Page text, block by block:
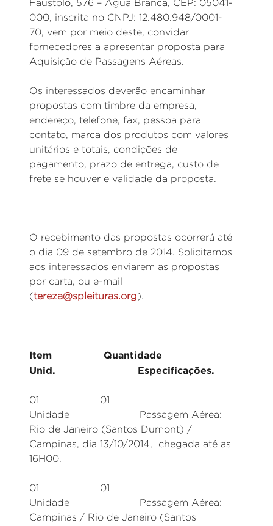
Faustolo, 576 – Água Branca, CEP: 05041-
000, inscrita no CNPJ: 12.480.948/0001-
70, vem por meio deste, convidar
fornecedores a apresentar proposta para
Aquisição de Passagens Aéreas.
Os interessados deverão encaminhar
propostas com timbre da empresa,
endereço, telefone, fax, pessoa para
contato, marca dos produtos com valores
unitários e totais, condições de
pagamento, prazo de entrega, custo de
frete se houver e validade da proposta.
O recebimento das propostas ocorrerá até
o dia 09 de setembro de 2014. Solicitamos
aos interessados enviarem as propostas
por carta, ou e-mail
(tereza@spleituras.org).
Item Quantidade
Unid. Especificações.
01 01
Unidade Passagem Aérea:
Rio de Janeiro (Santos Dumont) /
Campinas, dia 13/10/2014, chegada até as
16H00.
01 01
Unidade Passagem Aérea:
Campinas / Rio de Janeiro (Santos